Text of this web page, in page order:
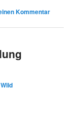
Kommentar
Wild